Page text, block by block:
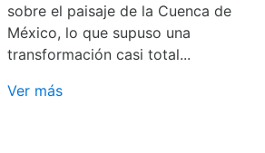
sobre el paisaje de la Cuenca de
México, lo que supuso una
transformación casi total...
Ver más